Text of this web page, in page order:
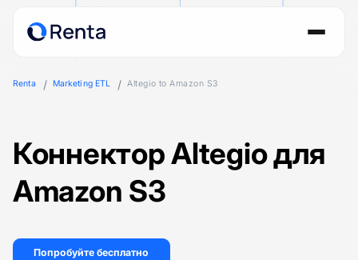
Renta Marketing ETL Altegio to Amazon S3
Коннектор Altegio для
Amazon S3
Попробуйте бесплатно